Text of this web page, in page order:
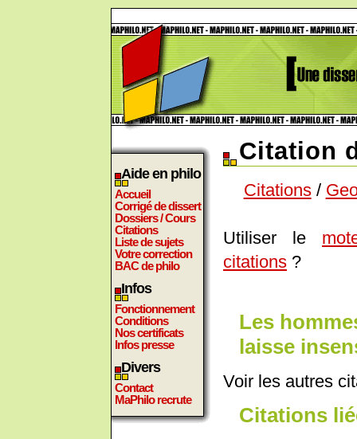
Aide en philo
Accueil
Corrigé de dissert
Dossiers / Cours
Citations
Liste de sujets
Votre correction
BAC de philo
Infos
Fonctionnement
Conditions
Nos certificats
Infos presse
Divers
Contact
MaPhilo recrute
Citation
Citations/
Utiliser le
citations ?
Les
laisse
Voir les autres
Citations